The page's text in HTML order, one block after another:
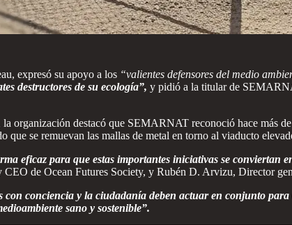
expresó su apoyo a los “valientes defensores del medio
destructores de su ecología”, y pidió a la titular de
destacó que SEMARNAT reconoció hace más de
se remuevan las mallas de metal en torno al viaducto
eficaz para que estas importantes iniciativas se conviertan
CEO de Ocean Futures Society, y Rubén D. Arvizu, Director
con conciencia y la ciudadanía deben actuar en conjunto
sano y sostenible”.